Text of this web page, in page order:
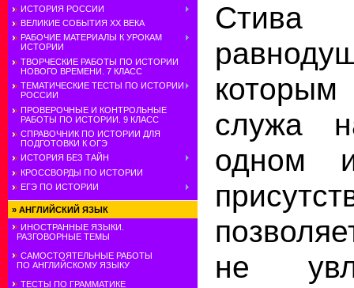
ИСТОРИЯ РОССИИ
ВЕЛИКИЕ СОБЫТИЯ ХХ ВЕКА
РАБОЧИЕ МАТЕРИАЛЫ К УРОКАМ
ИСТОРИИ
ТВОРЧЕСКИЕ РАБОТЫ ПО ИСТОРИИ
НОВОГО ВРЕМЕНИ. 7 КЛАСС
ТЕМАТИЧЕСКИЕ ТЕСТЫ ПО ИСТОРИИ
РОССИИ
ПРОВЕРОЧНЫЕ И КОНТРОЛЬНЫЕ
РАБОТЫ ПО ИСТОРИИ. 9 КЛАСС
СПРАВОЧНИК ПО ИСТОРИИ ДЛЯ
ПОДГОТОВКИ К ОГЭ
ИСТОРИЯ БЕЗ ТАЙН
КРОССВОРДЫ ПО ИСТОРИИ
ЕГЭ ПО ИСТОРИИ
» АНГЛИЙСКИЙ ЯЗЫК
ИНОСТРАННЫЕ ЯЗЫКИ.
РАЗГОВОРНЫЕ ТЕМЫ
САМОСТОЯТЕЛЬНЫЕ РАБОТЫ
ПО АНГЛИЙСКОМУ ЯЗЫКУ
ТЕСТЫ ПО ГРАММАТИКЕ
Стива
служа
одном
не